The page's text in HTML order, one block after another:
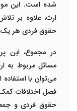
شده است. این
ارث، علاوه بر
حقوق فردی هر یک
در مجموع، این
مسائل مربوط
می‌توان با استفاده
فصل اختلافات
حقوق فردی و